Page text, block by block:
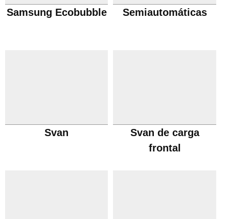
Samsung Ecobubble Semiautomáticas
Svan
Svan de carga
frontal